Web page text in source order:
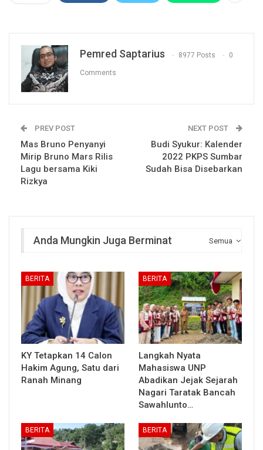
Pemred Saptarius 8977 Posts 0
Comments
PREV POST
Mas Bruno Penyanyi
Mirip Bruno Mars Rilis
Lagu bersama Kiki
Rizkya
NEXT POST
Budi Syukur: Kalender
2022 PKPS Sumbar
Sudah Bisa Disebarkan
Semua
Anda Mungkin Juga Berminat
BERITA
KY Tetapkan 14 Calon
Hakim Agung, Satu dari
Ranah Minang
BERITA
Langkah Nyata
Mahasiswa UNP
Abadikan Jejak Sejarah
Nagari Taratak Bancah
Sawahlunto…
BERITA BERITA